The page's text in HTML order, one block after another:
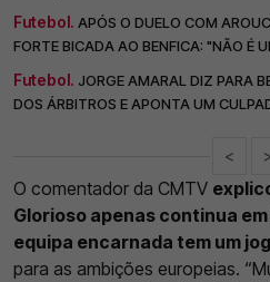
Futebol. APÓS O DUELO COM
FORTE BICADA AO BENFICA: "NÃO É
Futebol. JORGE AMARAL DIZ PARA
DOS ÁRBITROS E APONTA UM
< >
O comentador da CMTV
Glorioso apenas continua
equipa encarnada tem um
para as ambições europeias.